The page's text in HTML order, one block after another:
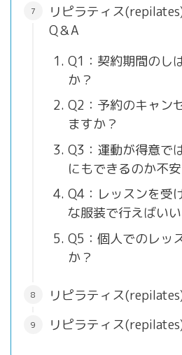
リピラティス
Q＆A
Q1：契約期間のし
か？
Q2：予約のキャン
ますか？
Q3：運動が得意で
にもできるのか不
Q4：レッスンを受
な服装で行えばい
Q5：個人でのレッ
か？
リピラティス
リピラティス